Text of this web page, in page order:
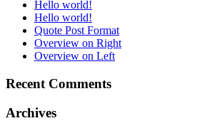
Hello world!
Hello world!
Quote Post Format
Overview on Right
Overview on Left
Recent Comments
Archives